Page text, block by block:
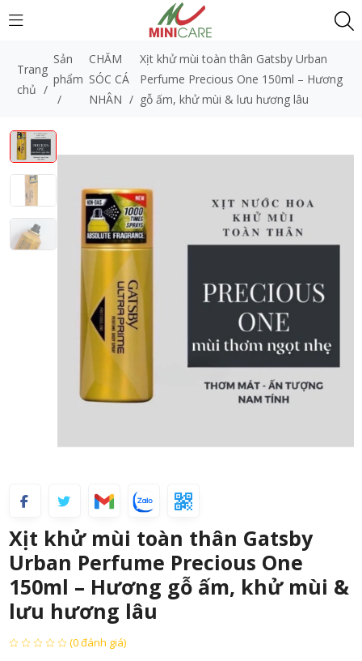
Trang
chủ /
Sản
phẩm
/
CHĂM
SÓC CÁ
NHÂN /
Xịt khử mùi toàn thân Gatsby Urban
Perfume Precious One 150ml – Hương
gỗ ấm, khử mùi & lưu hương lâu
Xịt khử mùi toàn thân Gatsby
Urban Perfume Precious One
150ml – Hương gỗ ấm, khử mùi &
lưu hương lâu
(0 đánh giá)